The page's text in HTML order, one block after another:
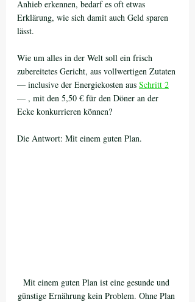
Anhieb erkennen, bedarf es oft etwas
Erklärung, wie sich damit auch Geld sparen
lässt.
Wie um alles in der Welt soll ein frisch
zubereitetes Gericht, aus vollwertigen Zutaten
— inclusive der Energiekosten aus Schritt 2
— , mit den 5,50 € für den Döner an der
Ecke konkurrieren können?
Die Antwort: Mit einem guten Plan.
Mit einem guten Plan ist eine gesunde und
günstige Ernährung kein Problem. Ohne Plan